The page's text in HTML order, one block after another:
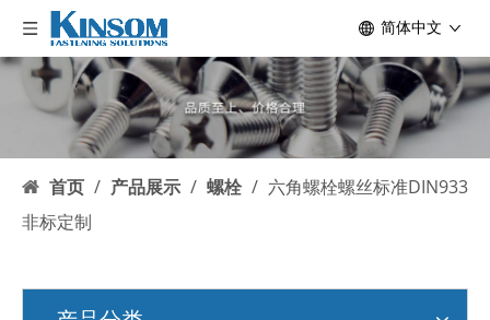
简体中文
首页 / 产品展示 / 螺栓 / 六角螺栓螺丝标准DIN933
非标定制